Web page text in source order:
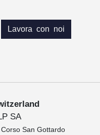
Lavora con noi
SA
Corso San Gottardo